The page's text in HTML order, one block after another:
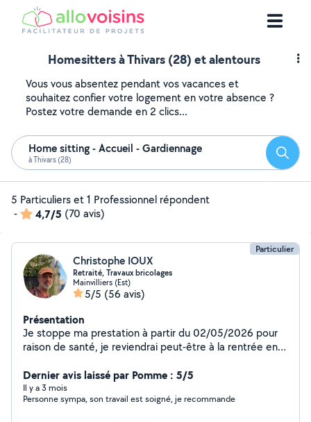
Homesitters à Thivars (28) et alentours
Vous vous absentez pendant vos vacances et
souhaitez confier votre logement en votre absence ?
Postez votre demande en 2 clics...
Home sitting - Accueil - Gardiennage
à Thivars (28)
5 Particuliers et 1 Professionnel répondent
-
4,7/5 (70 avis)
Particulier
Christophe IOUX
Retraité, Travaux bricolages
Mainvilliers (Est)
5/5 (56 avis)
Présentation
Je stoppe ma prestation à partir du 02/05/2026 pour
raison de santé, je reviendrai peut-être à la rentrée en
privée jusqu'à cette date, je ne pourrai pas y répondre.
Cordialement. Je propose mes services pour toutes
sortes de petits travaux de bricolage dans le domaine
Dernier avis laissé par Pomme : 5/5
Il y a 3 mois
Personne sympa, son travail est soigné, je recommande